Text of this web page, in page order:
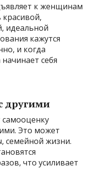
к женщинам
идеальной
кажутся
и когда
себя
другими
Это может
семейной жизни.
что усиливает